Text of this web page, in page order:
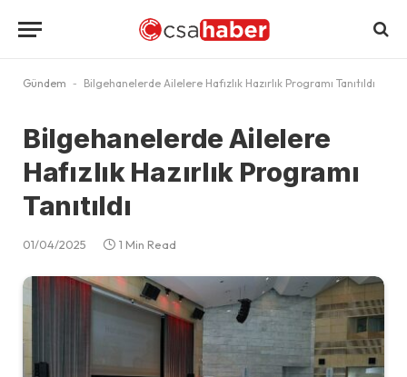
Gündem - Bilgehanelerde Ailelere Hafızlık Hazırlık Programı Tanıtıldı
Bilgehanelerde Ailelere
Hafızlık Hazırlık Programı
Tanıtıldı
01/04/2025 1 Min Read